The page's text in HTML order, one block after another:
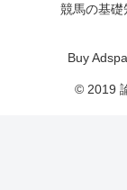
競馬の基礎
Buy
© 2019